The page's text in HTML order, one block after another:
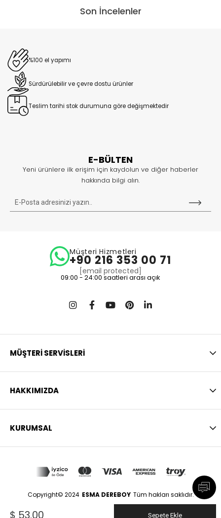
%100 el yapımı
Sürdürülebilir ve çevre dostu ürünler
Teslim tarihi stok durumuna göre değişmektedir
Son İncelenler
E-BÜLTEN
Yeni ürünlere ilk erişim için kaydolun ve diğer haberler
hakkında bilgi alın.
Müşteri Hizmetleri
+90 216 353 00 71
[email protected]
09:00 - 24:00 saatleri arası açık
MÜŞTERİ SERVİSLERİ
HAKKIMIZDA
KURUMSAL
Copyright© 2024 ESMA DEREBOY Tüm hakları saklıdır.
$ 53.00